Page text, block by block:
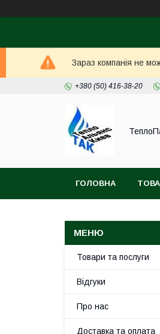
Зараз компанія не
+380 (50) 416-38-20
ГОЛОВНА
Товари та послуги
Відгуки
Про нас
Доставка та оплата